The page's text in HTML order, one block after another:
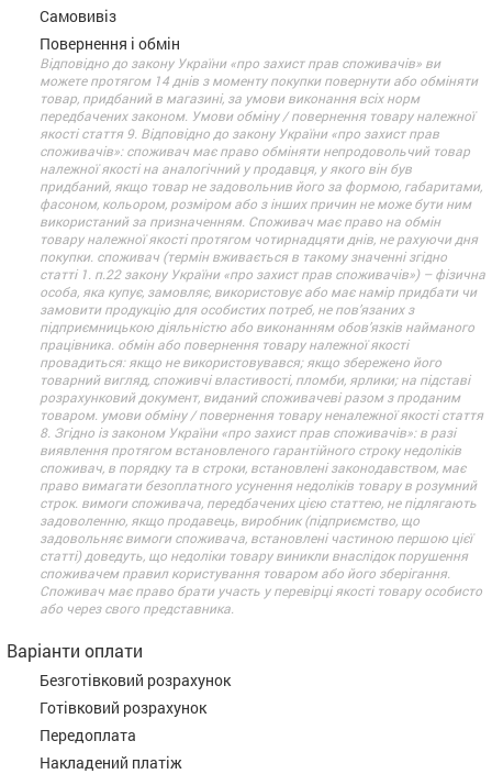
Самовивіз
Повернення і обмін
Відповідно до закону України «про захист прав споживачів» ви
можете протягом 14 днів з моменту покупки повернути або обміняти
товар, придбаний в магазині, за умови виконання всіх норм
передбачених законом. Умови обміну / повернення товару належної
якості стаття 9. Відповідно до закону України «про захист прав
споживачів»: споживач має право обміняти непродовольчий товар
належної якості на аналогічний у продавця, у якого він був
придбаний, якщо товар не задовольнив його за формою, габаритами,
фасоном, кольором, розміром або з інших причин не може бути ним
використаний за призначенням. Споживач має право на обмін
товару належної якості протягом чотирнадцяти днів, не рахуючи дня
покупки. споживач (термін вживається в такому значенні згідно
статті 1. п.22 закону України «про захист прав споживачів») – фізична
особа, яка купує, замовляє, використовує або має намір придбати чи
замовити продукцію для особистих потреб, не пов’язаних з
підприємницькою діяльністю або виконанням обов’язків найманого
працівника. обмін або повернення товару належної якості
провадиться: якщо не використовувався; якщо збережено його
товарний вигляд, споживчі властивості, пломби, ярлики; на підставі
розрахунковий документ, виданий споживачеві разом з проданим
товаром. умови обміну / повернення товару неналежної якості стаття
8. Згідно із законом України «про захист прав споживачів»: в разі
виявлення протягом встановленого гарантійного строку недоліків
споживач, в порядку та в строки, встановлені законодавством, має
право вимагати безоплатного усунення недоліків товару в розумний
строк. вимоги споживача, передбачених цією статтею, не підлягають
задоволенню, якщо продавець, виробник (підприємство, що
задовольняє вимоги споживача, встановлені частиною першою цієї
статті) доведуть, що недоліки товару виникли внаслідок порушення
споживачем правил користування товаром або його зберігання.
Споживач має право брати участь у перевірці якості товару особисто
або через свого представника.
Варіанти оплати
Безготівковий розрахунок
Готівковий розрахунок
Передоплата
Накладений платіж